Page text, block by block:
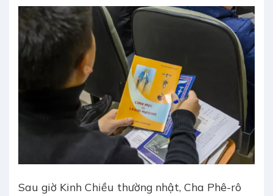
Sau giờ Kinh Chiều thường nhật, Cha Phê-rô